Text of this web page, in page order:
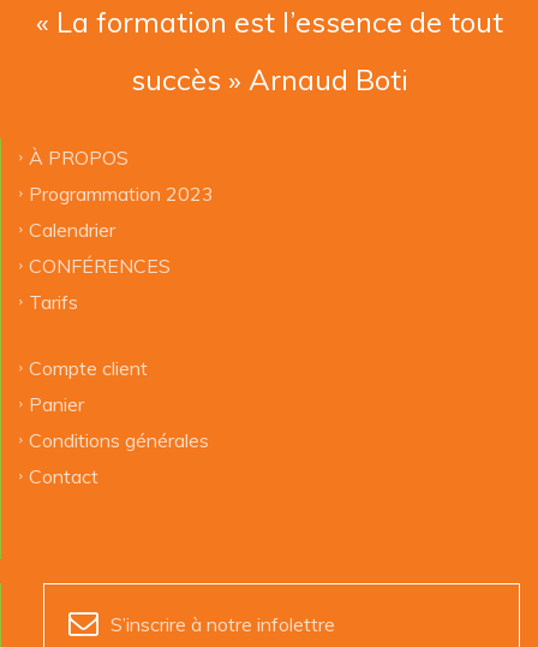
« La formation est l’essence de tout
succès » Arnaud Boti
À PROPOS
Programmation 2023
Calendrier
CONFÉRENCES
Tarifs
Compte client
Panier
Conditions générales
Contact
S’inscrire à notre infolettre